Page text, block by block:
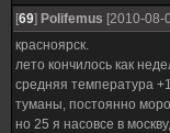
[69] Polifemus [2010-08-
красноярск.
лето кончилось как
средняя температура
туманы, постоянно
но 25 я насовсе в